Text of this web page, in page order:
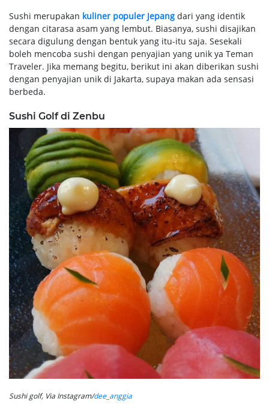
Sushi merupakan kuliner populer Jepang dari yang identik
dengan citarasa asam yang lembut. Biasanya, sushi disajikan
secara digulung dengan bentuk yang itu-itu saja. Sesekali
boleh mencoba sushi dengan penyajian yang unik ya Teman
Traveler. Jika memang begitu, berikut ini akan diberikan sushi
dengan penyajian unik di Jakarta, supaya makan ada sensasi
berbeda.
Sushi Golf di Zenbu
Sushi golf, Via Instagram/dee_anggia